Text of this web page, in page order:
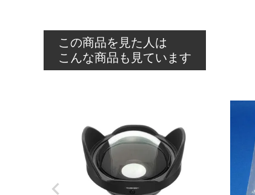
この商品を見た人は
こんな商品も見ています